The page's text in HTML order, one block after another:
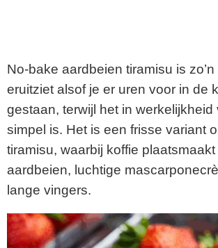
No-bake aardbeien tiramisu is
eruitziet alsof je er uren voor in de
gestaan, terwijl het in werkelijkheid
simpel is. Het is een frisse variant
tiramisu, waarbij koffie
aardbeien, luchtige
lange vingers.